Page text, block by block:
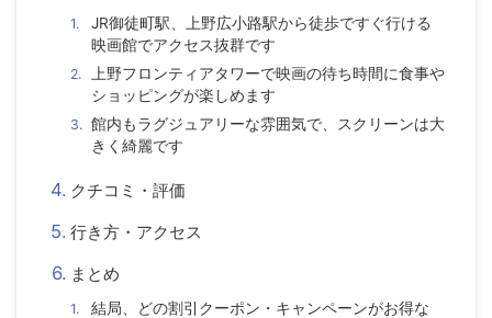
JR御徒町駅、上野広小路駅から徒歩ですぐ行ける
映画館でアクセス抜群です
上野フロンティアタワーで映画の待ち時間に食事や
ショッピングが楽しめます
館内もラグジュアリーな雰囲気で、スクリーンは大
きく綺麗です
クチコミ・評価
行き方・アクセス
まとめ
結局、どの割引クーポン・キャンペーンがお得な